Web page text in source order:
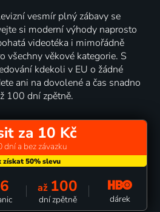
vesmír plný zábavy se
si moderní výhody naprosto
videotéka i mimořádně
všechny věkové kategorie. S
kdekoli v EU o žádné
ani na dovolené a čas snadno
100 dní zpětně.
za 10 Kč
dní a bez závazku
až 100
dní zpětně dárek